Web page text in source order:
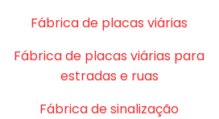
Fábrica de placas viárias
Fábrica de placas viárias para
estradas e ruas
Fábrica de sinalização